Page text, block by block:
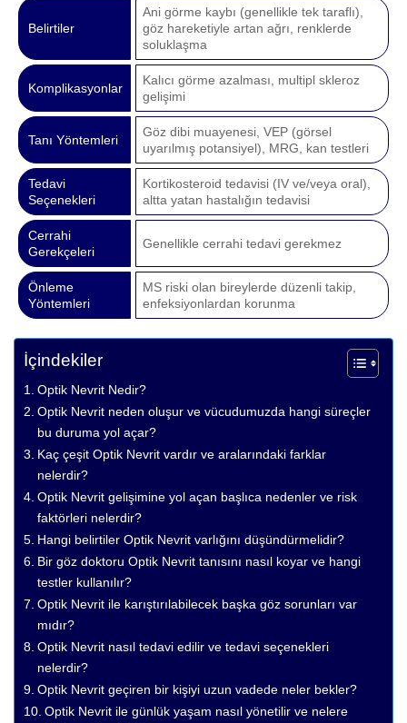
Belirtiler
Ani görme kaybı (genellikle tek taraflı),
göz hareketiyle artan ağrı, renklerde
soluklaşma
Komplikasyonlar
Kalıcı görme azalması, multipl skleroz
gelişimi
Tanı Yöntemleri
Göz dibi muayenesi, VEP (görsel
uyarılmış potansiyel), MRG, kan testleri
Tedavi
Seçenekleri
Kortikosteroid tedavisi (IV ve/veya oral),
altta yatan hastalığın tedavisi
Cerrahi
Gerekçeleri
Genellikle cerrahi tedavi gerekmez
Önleme
Yöntemleri
MS riski olan bireylerde düzenli takip,
enfeksiyonlardan korunma
İçindekiler
Optik Nevrit Nedir?
Optik Nevrit neden oluşur ve vücudumuzda hangi süreçler
bu duruma yol açar?
Kaç çeşit Optik Nevrit vardır ve aralarındaki farklar
nelerdir?
Optik Nevrit gelişimine yol açan başlıca nedenler ve risk
faktörleri nelerdir?
Hangi belirtiler Optik Nevrit varlığını düşündürmelidir?
Bir göz doktoru Optik Nevrit tanısını nasıl koyar ve hangi
testler kullanılır?
Optik Nevrit ile karıştırılabilecek başka göz sorunları var
mıdır?
Optik Nevrit nasıl tedavi edilir ve tedavi seçenekleri
nelerdir?
Optik Nevrit geçiren bir kişiyi uzun vadede neler bekler?
Optik Nevrit ile günlük yaşam nasıl yönetilir ve nelere